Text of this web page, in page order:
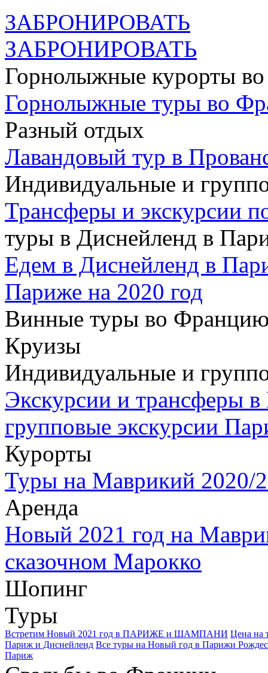
ЗАБРОНИРОВАТЬ
ЗАБРОНИРОВАТЬ
Горнолыжные курорты
Горнолыжные туры во
Разный отдых
Лавандовый тур в
Индивидуальные и
Трансферы и экскурсии
туры в Диснейленд в
Едем в Диснейленд в
Париже на 2020 год
Винные туры во
Круизы
Индивидуальные и
Экскурсии и трансферы
групповые экскурсии
Курорты
Туры на Маврикий 2020/
Аренда
Новый 2021 год на
сказочном Марокко
Шопинг
Туры
Встретим Новый 2021 год в ПАРИЖЕ и ШАМПАНИ Цена на
Париж и Диснейленд Все туры на Новый год в Парижи
Париж